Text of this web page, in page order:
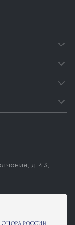
д. 43,